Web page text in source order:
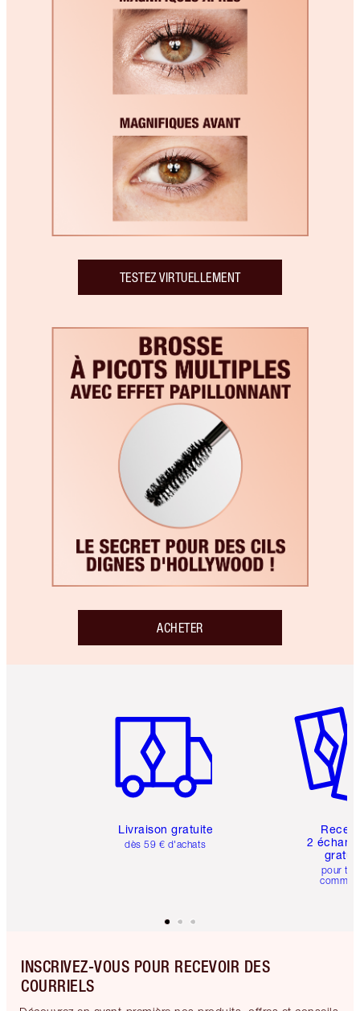
TESTEZ VIRTUELLEMENT
ACHETER
Livraison gratuite
dès 59 € d'achats
2
pour
INSCRIVEZ-VOUS POUR RECEVOIR DES
COURRIELS